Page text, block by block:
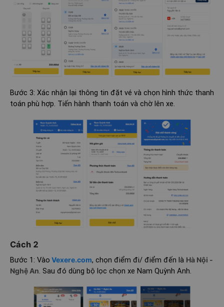
Bước 3: Xác nhận lại thông tin đặt vé và chọn hình thức thanh
toán phù hợp. Tiến hành thanh toán và chờ lên xe.
Cách 2
Bước 1: Vào Vexere.com, chọn điểm đi/ điểm đến là Hà Nội -
Nghệ An. Sau đó dùng bộ lọc chọn xe Nam Quỳnh Anh.